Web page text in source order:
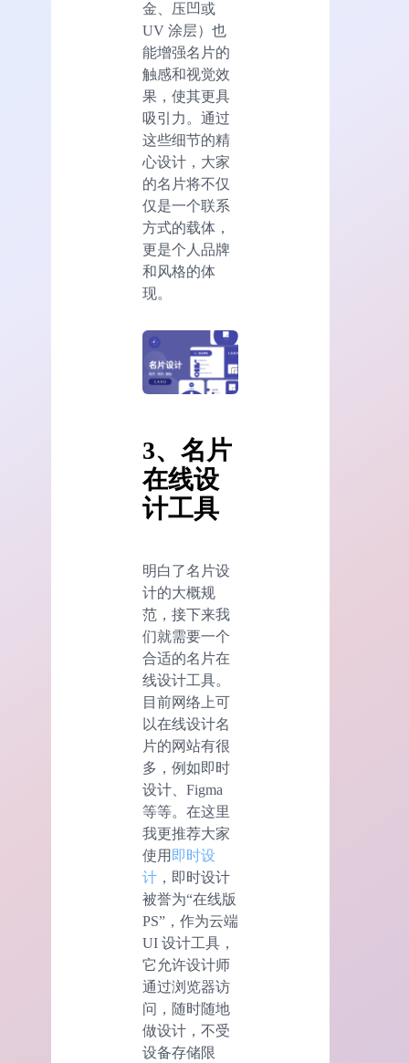
金、压凹或
UV 涂层）也
能增强名片的
触感和视觉效
果，使其更具
吸引力。通过
这些细节的精
心设计，大家
的名片将不仅
仅是一个联系
方式的载体，
更是个人品牌
和风格的体
现。
3、名片
在线设
计工具
明白了名片设
计的大概规
范，接下来我
们就需要一个
合适的名片在
线设计工具。
目前网络上可
以在线设计名
片的网站有很
多，例如即时
设计、Figma
等等。在这里
我更推荐大家
使用 即时设
计 ，即时设计
被誉为“在线版
PS”，作为云端
UI 设计工具，
它允许设计师
通过浏览器访
问，随时随地
做设计，不受
设备存储限